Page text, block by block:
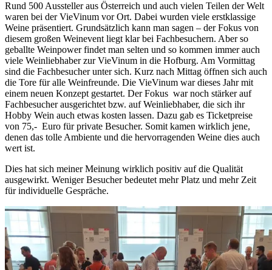
Rund 500 Aussteller aus Österreich und auch vielen Teilen der Welt
waren bei der VieVinum vor Ort. Dabei wurden viele erstklassige
Weine präsentiert. Grundsätzlich kann man sagen – der Fokus von
diesem großen Weinevent liegt klar bei Fachbesuchern. Aber so
geballte Weinpower findet man selten und so kommen immer auch
viele Weinliebhaber zur VieVinum in die Hofburg. Am Vormittag
sind die Fachbesucher unter sich. Kurz nach Mittag öffnen sich auch
die Tore für alle Weinfreunde. Die VieVinum war dieses Jahr mit
einem neuen Konzept gestartet. Der Fokus war noch stärker auf
Fachbesucher ausgerichtet bzw. auf Weinliebhaber, die sich ihr
Hobby Wein auch etwas kosten lassen. Dazu gab es Ticketpreise
von 75,- Euro für private Besucher. Somit kamen wirklich jene,
denen das tolle Ambiente und die hervorragenden Weine dies auch
wert ist.
Dies hat sich meiner Meinung wirklich positiv auf die Qualität
ausgewirkt. Weniger Besucher bedeutet mehr Platz und mehr Zeit
für individuelle Gespräche.